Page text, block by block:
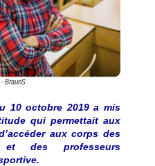
BraunS
10 octobre 2019 a mis
qui permettait aux
aux corps des
et des professeurs